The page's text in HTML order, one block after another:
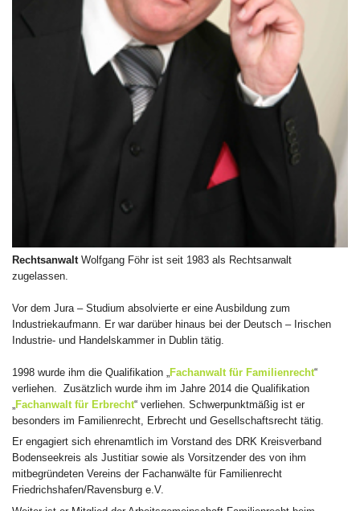
Rechtsanwalt Wolfgang Föhr ist seit 1983 als Rechtsanwalt
zugelassen.
Vor dem Jura – Studium absolvierte er eine Ausbildung zum
Industriekaufmann. Er war darüber hinaus bei der Deutsch – Irischen
Industrie- und Handelskammer in Dublin tätig.
1998 wurde ihm die Qualifikation „ Fachanwalt für Familienrecht“
verliehen. Zusätzlich wurde ihm im Jahre 2014 die Qualifikation
Fachanwalt für Erbrecht“ verliehen. Schwerpunktmäßig ist er
besonders im Familienrecht, Erbrecht und Gesellschaftsrecht tätig.
Er engagiert sich ehrenamtlich im Vorstand des DRK Kreisverband
Bodenseekreis als Justitiar sowie als Vorsitzender des von ihm
mitbegründeten Vereins der Fachanwälte für Familienrecht
Friedrichshafen/Ravensburg e.V.